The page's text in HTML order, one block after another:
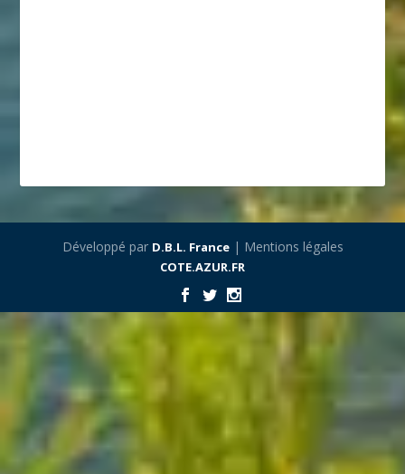
Développé par D.B.L. France| Mentions légales
COTE.AZUR.FR